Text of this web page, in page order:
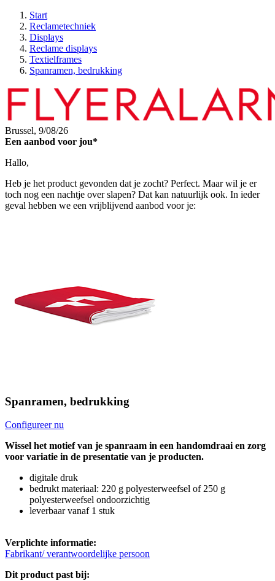
Start
Reclametechniek
Displays
Reclame displays
Textielframes
Spanramen, bedrukking
Brussel, 9/08/26
Een aanbod voor jou*
Hallo,
Heb je het product gevonden dat je zocht? Perfect. Maar wil je er
toch nog een nachtje over slapen? Dat kan natuurlijk ook. In ieder
geval hebben we een vrijblijvend aanbod voor je:
Spanramen, bedrukking
Configureer nu
Wissel het motief van je spanraam in een handomdraai en zorg
voor variatie in de presentatie van je producten.
digitale druk
bedrukt materiaal: 220 g polyesterweefsel of 250 g
polyesterweefsel ondoorzichtig
leverbaar vanaf 1 stuk
Verplichte informatie:
Fabrikant/ verantwoordelijke persoon
Dit product past bij: